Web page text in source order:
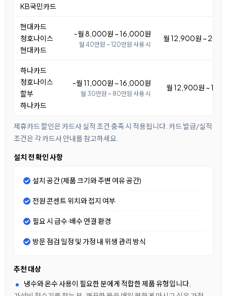
KB국민카드
현대카드
청호나이스
현대카드
-월 8,000원 ~ 16,000원
월 40만원 ~ 120만원 사용 시
월 12,900원 ~
하나카드
청호나이스
할부
하나카드
-월 11,000원 ~ 16,000원
월 30만원 ~ 80만원 사용 시
월 12,900원 ~
제휴카드 할인은 카드사 실적 조건 충족 시 적용됩니다. 카드 발급/실적
조건은 각 카드사 안내를 참고하세요.
설치 전 확인 사항
설치 공간 (제품 크기와 주변 여유 공간)
전원 콘센트 위치와 접지 여부
필요 시 급수·배수 연결 환경
방문 점검 일정 및 가정 내 위생 관리 방식
추천 대상
냉수와 온수 사용이 필요한 분에게 적합한 제품 유형입니다.